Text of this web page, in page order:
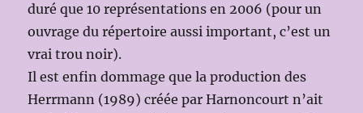
duré que 10 représentations en 2006 (pour un
ouvrage du répertoire aussi important, c’est un
vrai trou noir).
Il est enfin dommage que la production des
Herrmann (1989) créée par Harnoncourt n’ait